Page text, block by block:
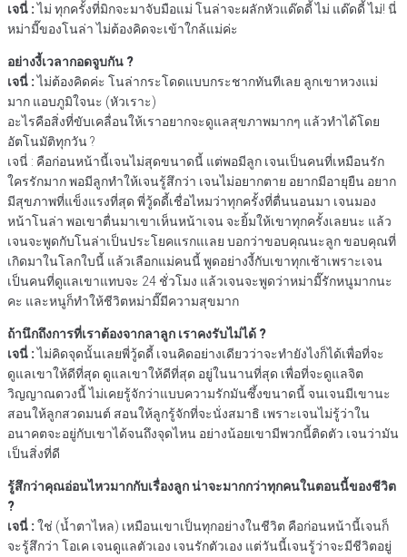
เจนี่ :ไม่ ทุกครั้งที่มิกจะมาจับมือแม่ โนล่าจะผลักหัวแด๊ดดี้ ไม่ แด๊ดดี้ ไม่! นี่
หม่ามี๊ของโนล่า ไม่ต้องคิดจะเข้าใกล้แม่ค่ะ
อย่างงี้เวลากอดจูบกัน ?
เจนี่ :ไม่ต้องคิดค่ะ โนล่ากระโดดแบบกระชากทันทีเลย ลูกเขาหวงแม่
มาก แอบภูมิใจนะ (หัวเราะ)
อะไรคือสิ่งที่ขับเคลื่อนให้เราอยากจะดูแลสุขภาพมากๆ แล้วทำได้โดย
อัตโนมัติทุกวัน ?
เจนี่ : คือก่อนหน้านี้เจนไม่สุดขนาดนี้ แต่พอมีลูก เจนเป็นคนที่เหมือนรัก
ใครรักมาก พอมีลูกทำให้เจนรู้สึกว่า เจนไม่อยากตาย อยากมีอายุยืน อยาก
มีสุขภาพที่แข็งแรงที่สุด พี่วู้ดดี้เชื่อไหมว่าทุกครั้งที่ตื่นนอนมา เจนมอง
หน้าโนล่า พอเขาตื่นมาเขาเห็นหน้าเจน จะยิ้มให้เขาทุกครั้งเลยนะ แล้ว
เจนจะพูดกับโนล่าเป็นประโยคแรกแเลย บอกว่าขอบคุณนะลูก ขอบคุณที่
เกิดมาในโลกใบนี้ แล้วเลือกแม่คนนี้ พูดอย่างงี้กับเขาทุกเช้าเพราะเจน
เป็นคนที่ดูแลเขาแทบจะ 24 ชั่วโมง แล้วเจนจะพูดว่าหม่ามี๊รักหนูมากนะ
คะ และหนูก็ทำให้ชีวิตหม่ามี๊มีความสุขมาก
ถ้านึกถึงการที่เราต้องจากลาลูก เราคงรับไม่ได้ ?
เจนี่ :ไม่คิดจุดนั้นเลยพี่วู้ดดี้ เจนคิดอย่างเดียวว่าจะทำยังไงก็ได้เพื่อที่จะ
ดูแลเขาให้ดีที่สุด ดูแลเขาให้ดีที่สุด อยู่ในนานที่สุด เพื่อที่จะดูแลจิต
วิญญาณดวงนี้ ไม่เคยรู้จักว่าแบบความรักมันซึ้งขนาดนี้ จนเจนมีเขานะ
สอนให้ลูกสวดมนต์ สอนให้ลูกรู้จักที่จะนั่งสมาธิ เพราะเจนไม่รู้ว่าใน
อนาคตจะอยู่กับเขาได้จนถึงจุดไหน อย่างน้อยเขามีพวกนี้ติดตัว เจนว่ามัน
เป็นสิ่งที่ดี
รู้สึกว่าคุณอ่อนไหวมากกับเรื่องลูก น่าจะมากกว่าทุกคนในตอนนี้ของชีวิต
?
เจนี่ :ใช่ (น้ำตาไหล) เหมือนเขาเป็นทุกอย่างในชีวิต คือก่อนหน้านี้เจนก็
จะรู้สึกว่า โอเค เจนดูแลตัวเอง เจนรักตัวเอง แต่วันนี้เจนรู้ว่าจะมีชีวิตอยู่